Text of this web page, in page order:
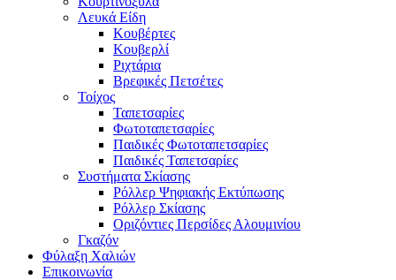
Λευκά Είδη
Κουβέρτες
Κουβερλί
Ριχτάρια
Βρεφικές Πετσέτες
Τοίχος
Ταπετσαρίες
Φωτοταπετσαρίες
Παιδικές Φωτοταπετσαρίες
Παιδικές Ταπετσαρίες
Συστήματα Σκίασης
Ρόλλερ Ψηφιακής Εκτύπωσης
Ρόλλερ Σκίασης
Οριζόντιες Περσίδες Αλουμινίου
Γκαζόν
Φύλαξη Χαλιών
Επικοινωνία